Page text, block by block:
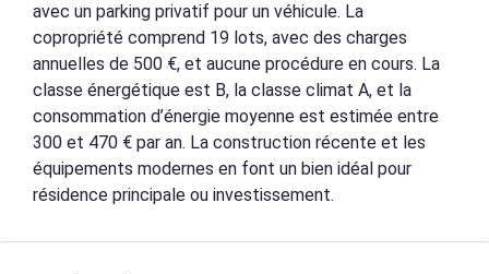
avec un parking privatif pour un véhicule. La
copropriété comprend 19 lots, avec des charges
annuelles de 500 €, et aucune procédure en cours. La
classe énergétique est B, la classe climat A, et la
consommation d’énergie moyenne est estimée entre
300 et 470 € par an. La construction récente et les
équipements modernes en font un bien idéal pour
résidence principale ou investissement.